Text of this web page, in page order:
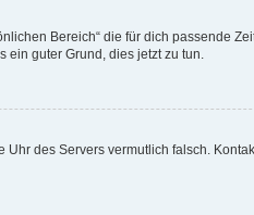
Bereich“ die für dich passende
guter Grund, dies jetzt zu tun.
des Servers vermutlich falsch.